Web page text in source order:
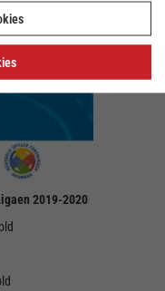
2019-2020